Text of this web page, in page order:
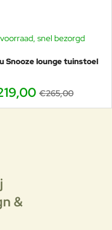
-17%
snel bezorgd
Snooze lounge tuinstoel
€265,00
&